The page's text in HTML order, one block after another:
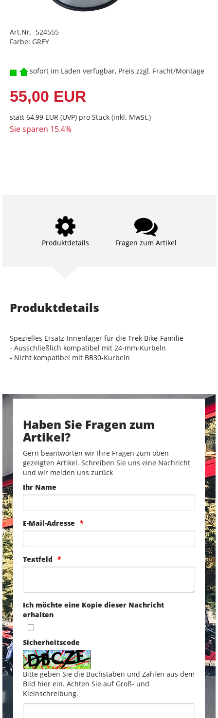
Art.Nr. 524555
Farbe: GREY
sofort im Laden verfügbar, Preis zzgl. Fracht/Montage
55,00 EUR
statt 64,99 EUR (UVP) pro Stück (inkl. MwSt.)
Sie sparen 15.4%
Produktdetails Fragen zum Artikel
Produktdetails
Spezielles Ersatz-Innenlager für die Trek Bike-Familie
- Ausschließlich kompatibel mit 24-mm-Kurbeln
- Nicht kompatibel mit BB30-Kurbeln
Haben Sie Fragen zum
Artikel?
Gern beantworten wir Ihre Fragen zum oben
gezeigten Artikel. Schreiben Sie uns eine Nachricht
und wir melden uns zurück
Ihr Name
E-Mail-Adresse
Textfeld
Ich möchte eine Kopie dieser Nachricht
erhalten
Sicherheitscode
Bitte geben Sie die Buchstaben und Zahlen aus dem
Bild hier ein. Achten Sie auf Groß- und
Kleinschreibung.